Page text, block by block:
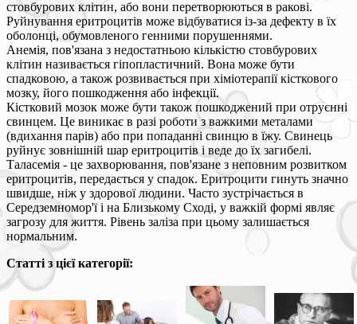
стовбурових клітин, або вони перетворюються в ракові.
Руйнування еритроцитів може відбуватися із-за дефекту в їх
оболонці, обумовленого генними порушеннями.
Анемія, пов'язана з недостатньою кількістю стовбурових
клітин називається гіпопластичний. Вона може бути
спадковою, а також розвивається при хіміотерапії кісткового
мозку, його пошкодження або інфекції.
Кістковий мозок може бути також пошкоджений при отруєнні
свинцем. Це виникає в разі роботи з важкими металами
(вдихання парів) або при попаданні свинцю в їжу. Свинець
руйнує зовнішній шар еритроцитів і веде до їх загибелі.
Таласемія - це захворювання, пов'язане з неповним розвитком
еритроцитів, передається у спадок. Еритроцити гинуть значно
швидше, ніж у здорової людини. Часто зустрічається в
Середземномор'ї і на Близькому Сході, у важкій формі являє
загрозу для життя. Рівень заліза при цьому залишається
нормальним.
Статті з цієї категорії: